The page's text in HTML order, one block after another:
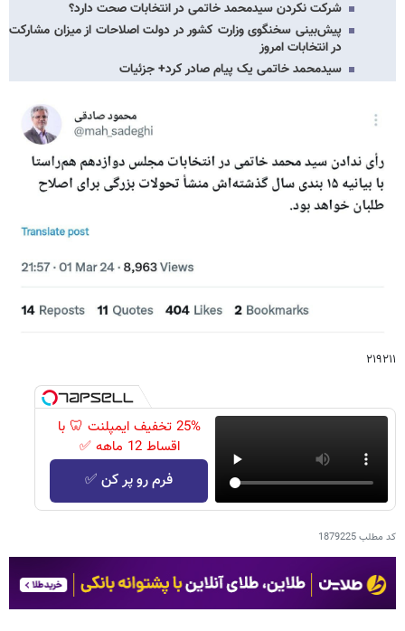
شرکت نکردن سیدمحمد خاتمی در انتخابات صحت دارد؟
پیش‌بینی سخنگوی وزارت کشور در دولت اصلاحات از میزان مشارکت
در انتخابات امروز
سیدمحمد خاتمی یک پیام صادر کرد+ جزئیات
۲۱۹۲۱۱
25% تخفیف ایمپلنت 🦷 با
اقساط 12 ماهه ✅
فرم رو پر کن ✅
کد مطلب1879225